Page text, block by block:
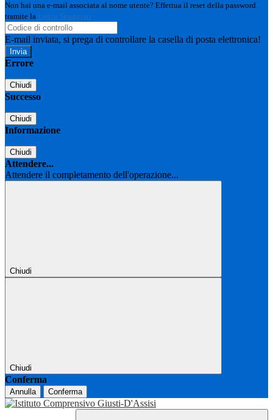
Non hai una e-mail associata al nome utente? Effettua il reset della password
tramite la Login Spaggiari
E-mail inviata, si prega di controllare la casella di posta elettronica!
Errore
Chiudi
Successo
Chiudi
Informazione
Chiudi
Attendere...
Attendere il completamento dell'operazione...
Chiudi
Chiudi
Conferma
Annulla Conferma